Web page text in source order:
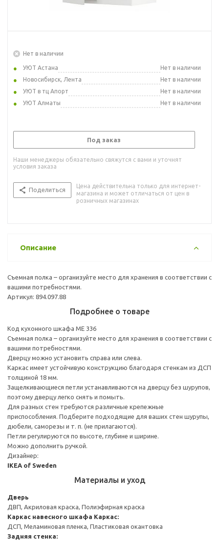
Нет в наличии
УЮТ Астана
Нет в наличии
Новосибирск, Лента
Нет в наличии
УЮТ в тц Апорт
Нет в наличии
УЮТ Алматы
Нет в наличии
Под заказ
Наши менеджеры обязательно свяжутся с вами и уточнят
условия заказа
Поделиться
Цена действительна только для интернет-
магазина и может отличаться от цен в
розничных магазинах
Описание
Съемная полка – организуйте место для хранения в соответствии с
вашими потребностями.
Артикул: 894.097.88
Подробнее о товаре
Код кухонного шкафа ME 336
Съемная полка – организуйте место для хранения в соответствии с
вашими потребностями.
Дверцу можно установить справа или слева.
Каркас имеет устойчивую конструкцию благодаря стенкам из ДСП
толщиной 18 мм.
Защелкивающиеся петли устанавливаются на дверцу без шурупов,
поэтому дверцу легко снять и помыть.
Для разных стен требуются различные крепежные
приспособления. Подберите подходящие для ваших стен шурупы,
дюбели, саморезы и т. п. (не прилагаются).
Петли регулируются по высоте, глубине и ширине.
Можно дополнить ручкой.
Дизайнер:
IKEA of Sweden
Материалы и уход
Дверь
ДВП, Акриловая краска, Полиэфирная краска
Каркас навесного шкафа Каркас:
ДСП, Меламиновая пленка, Пластиковая окантовка
Задняя стенка: